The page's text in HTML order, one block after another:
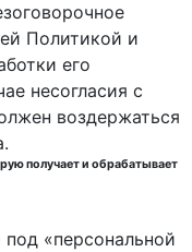
Политикой и
его
несогласия с
воздержаться
получает и обрабатывает
«персональной